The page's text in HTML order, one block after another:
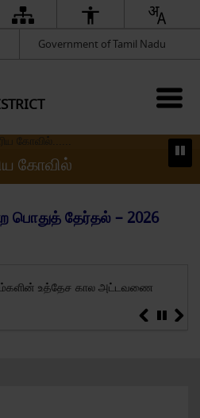
Government of Tamil Nadu
கோவில்
பொதுத் தேர்தல் – 2026
உத்தேச கால அட்டவணை